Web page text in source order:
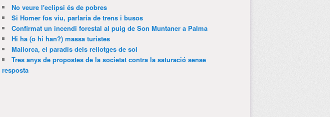
No veure l'eclipsi és de pobres
Si Homer fos viu, parlaria de trens i busos
Confirmat un incendi forestal al puig de Son Muntaner a Palma
Hi ha (o hi han?) massa turistes
Mallorca, el paradís dels rellotges de sol
Tres anys de propostes de la societat contra la saturació sense
resposta